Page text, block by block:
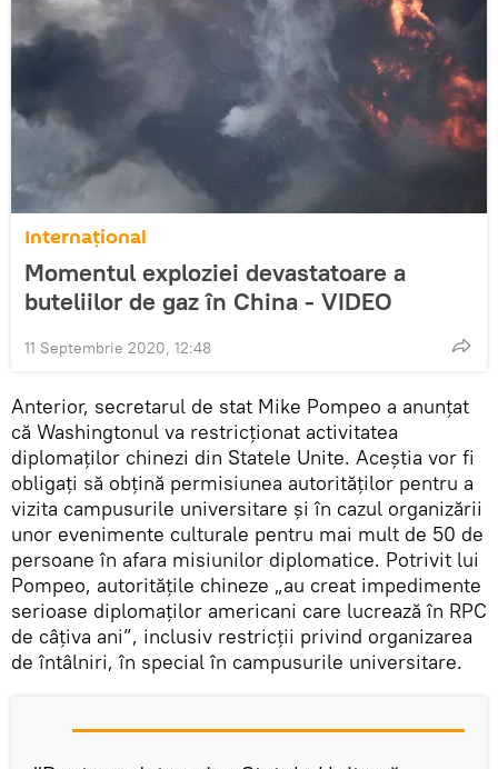
Internaţional
Momentul exploziei devastatoare a
buteliilor de gaz în China - VIDEO
11 Septembrie 2020, 12:48
Anterior, secretarul de stat Mike Pompeo a anunțat
că Washingtonul va restricționat activitatea
diplomaților chinezi din Statele Unite. Aceștia vor fi
obligați să obțină permisiunea autorităților pentru a
vizita campusurile universitare și în cazul organizării
unor evenimente culturale pentru mai mult de 50 de
persoane în afara misiunilor diplomatice. Potrivit lui
Pompeo, autoritățile chineze „au creat impedimente
serioase diplomaților americani care lucrează în RPC
de câțiva ani”, inclusiv restricții privind organizarea
de întâlniri, în special în campusurile universitare.